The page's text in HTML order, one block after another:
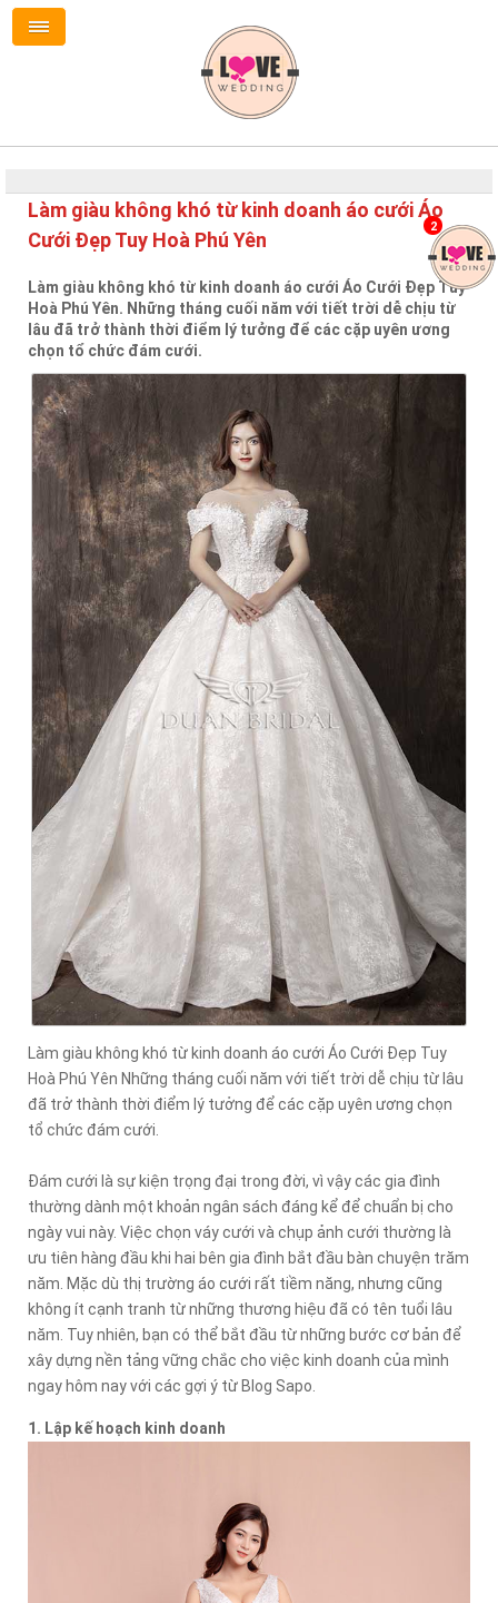
Làm giàu không khó từ kinh doanh áo cưới Áo
Cưới Đẹp Tuy Hoà Phú Yên
Làm giàu không khó từ kinh doanh áo cưới Áo Cưới Đẹp Tuy
Hoà Phú Yên. Những tháng cuối năm với tiết trời dễ chịu từ
lâu đã trở thành thời điểm lý tưởng để các cặp uyên ương
chọn tổ chức đám cưới.
Làm giàu không khó từ kinh doanh áo cưới Áo Cưới Đẹp Tuy
Hoà Phú Yên Những tháng cuối năm với tiết trời dễ chịu từ lâu
đã trở thành thời điểm lý tưởng để các cặp uyên ương chọn
tổ chức đám cưới.
Đám cưới là sự kiện trọng đại trong đời, vì vậy các gia đình
thường dành một khoản ngân sách đáng kể để chuẩn bị cho
ngày vui này. Việc chọn váy cưới và chụp ảnh cưới thường là
ưu tiên hàng đầu khi hai bên gia đình bắt đầu bàn chuyện trăm
năm. Mặc dù thị trường áo cưới rất tiềm năng, nhưng cũng
không ít cạnh tranh từ những thương hiệu đã có tên tuổi lâu
năm. Tuy nhiên, bạn có thể bắt đầu từ những bước cơ bản để
xây dựng nền tảng vững chắc cho việc kinh doanh của mình
ngay hôm nay với các gợi ý từ Blog Sapo.
1. Lập kế hoạch kinh doanh
2